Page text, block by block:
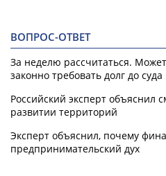
ВОПРОС-ОТВЕТ
За неделю рассчитаться.
законно требовать долг до суда
Российский эксперт объяснил
развитии территорий
Эксперт объяснил, почему
предпринимательский дух